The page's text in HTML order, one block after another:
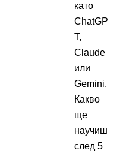
като
ChatGP
T,
Claude
или
Gemini.
Какво
ще
научиш
след 5